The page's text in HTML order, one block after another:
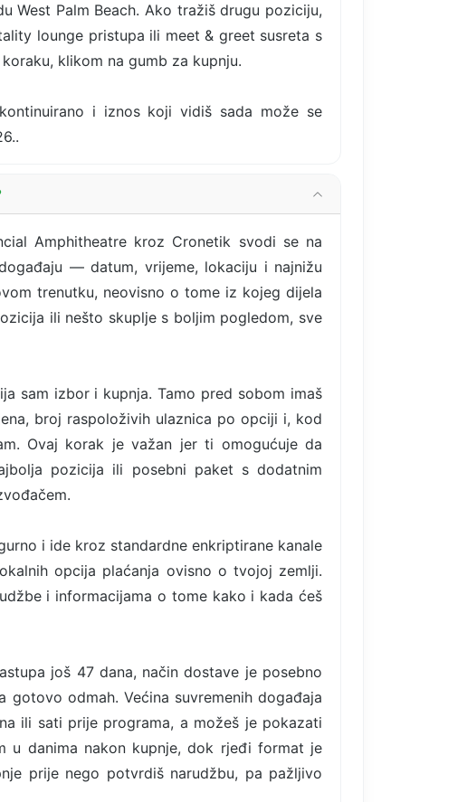
West Palm Beach. Ako tražiš drugu poziciju,
lounge pristupa ili meet & greet susreta s
klikom na gumb za kupnju.
i iznos koji vidiš sada može se
Amphitheatre kroz Cronetik svodi se na
— datum, vrijeme, lokaciju i najnižu
trenutku, neovisno o tome iz kojeg dijela
ili nešto skuplje s boljim pogledom, sve
sam izbor i kupnja. Tamo pred sobom imaš
broj raspoloživih ulaznica po opciji i, kod
Ovaj korak je važan jer ti omogućuje da
pozicija ili posebni paket s dodatnim
i ide kroz standardne enkriptirane kanale
opcija plaćanja ovisno o tvojoj zemlji.
i informacijama o tome kako i kada ćeš
još 47 dana, način dostave je posebno
odmah. Većina suvremenih događaja
ili sati prije programa, a možeš je pokazati
u danima nakon kupnje, dok rjeđi format je
prije nego potvrdiš narudžbu, pa pažljivo